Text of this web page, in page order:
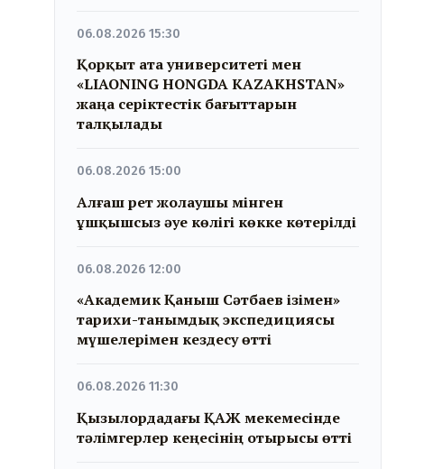
06.08.2026 15:30
Қорқыт ата университеті мен
«LIAONING HONGDA KAZAKHSTAN»
жаңа серіктестік бағыттарын
талқылады
06.08.2026 15:00
Алғаш рет жолаушы мінген
ұшқышсыз әуе көлігі көкке көтерілді
06.08.2026 12:00
«Академик Қаныш Сәтбаев ізімен»
тарихи-танымдық экспедициясы
мүшелерімен кездесу өтті
06.08.2026 11:30
Қызылордадағы ҚАЖ мекемесінде
тәлімгерлер кеңесінің отырысы өтті